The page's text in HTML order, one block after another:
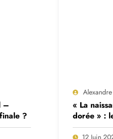
–
?
« La
dorée » :
Tournoi